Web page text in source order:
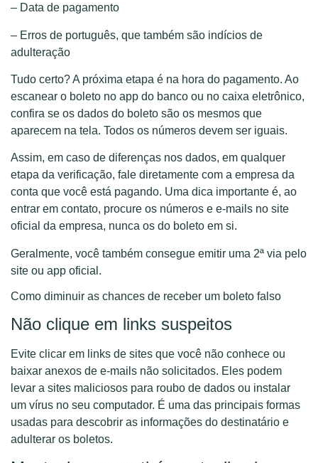
– Data de pagamento
– Erros de português, que também são indícios de
adulteração
Tudo certo? A próxima etapa é na hora do pagamento. Ao
escanear o boleto no app do banco ou no caixa eletrônico,
confira se os dados do boleto são os mesmos que
aparecem na tela. Todos os números devem ser iguais.
Assim, em caso de diferenças nos dados, em qualquer
etapa da verificação, fale diretamente com a empresa da
conta que você está pagando. Uma dica importante é, ao
entrar em contato, procure os números e e-mails no site
oficial da empresa, nunca os do boleto em si.
Geralmente, você também consegue emitir uma 2ª via pelo
site ou app oficial.
Como diminuir as chances de receber um boleto falso
Não clique em links suspeitos
Evite clicar em links de sites que você não conhece ou
baixar anexos de e-mails não solicitados. Eles podem
levar a sites maliciosos para roubo de dados ou instalar
um vírus no seu computador. É uma das principais formas
usadas para descobrir as informações do destinatário e
adulterar os boletos.